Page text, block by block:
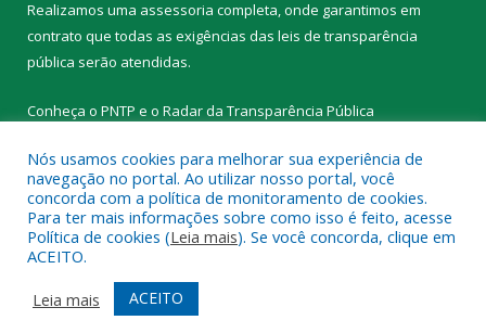
Realizamos uma assessoria completa, onde garantimos em
contrato que todas as exigências das leis de transparência
pública serão atendidas.
Conheça o PNTP e o Radar da Transparência Pública
Todos os direitos reservados a Prefeitura Municipal de Novo
Progresso.
Mapa do Site
Acessar Área Administrativa
Acessar Webmail
Nós usamos cookies para melhorar sua experiência de
navegação no portal. Ao utilizar nosso portal, você
concorda com a política de monitoramento de cookies.
Para ter mais informações sobre como isso é feito, acesse
Política de cookies (Leia mais). Se você concorda, clique em
ACEITO.
Leia mais
ACEITO